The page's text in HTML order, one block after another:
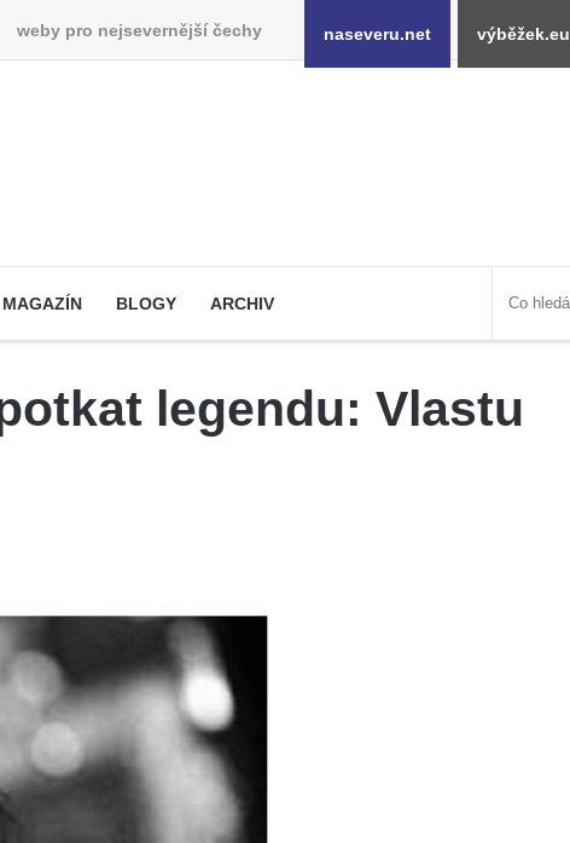
weby pro nejsevernější čechy naseveru.net výběžek.eu
MAGAZÍN BLOGY ARCHIV
legendu: Vlastu